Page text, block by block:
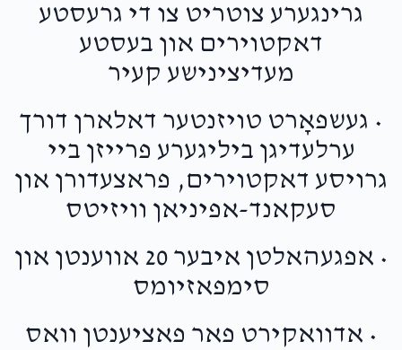
גרינגערע צוטריט צו די גרעסטע
דאקטוירים און בעסטע
מעדיצינישע קעיר
• געשפאָרט טויזנטער דאלארן דורך
ערלעדיגן ביליגערע פרייזן ביי
גרויסע דאקטוירים, פראצעדורן און
סעקאנד-אפיניאן וויזיטס
• אפגעהאלטן איבער 20 אווענטן און
סימפאזיומס
• אדוואקירט פאר פאציענטן וואס